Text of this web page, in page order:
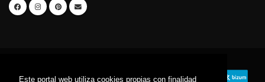
Este portal web utiliza cookies propias con finalidad